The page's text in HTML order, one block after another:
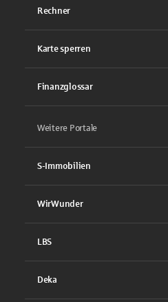
Rechner
Karte sperren
Finanzglossar
Weitere Portale
S-Immobilien
WirWunder
LBS
Deka